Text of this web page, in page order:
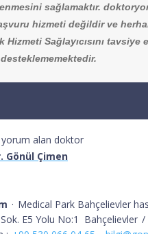
sağlamaktır.
hizmeti değildir ve
Hizmeti Sağlayıcısını tavsiye
yorum alan doktor
Gönül Çimen
· Medical Park Bahçelievler
E5 Yolu No:1
Bahçelievler /